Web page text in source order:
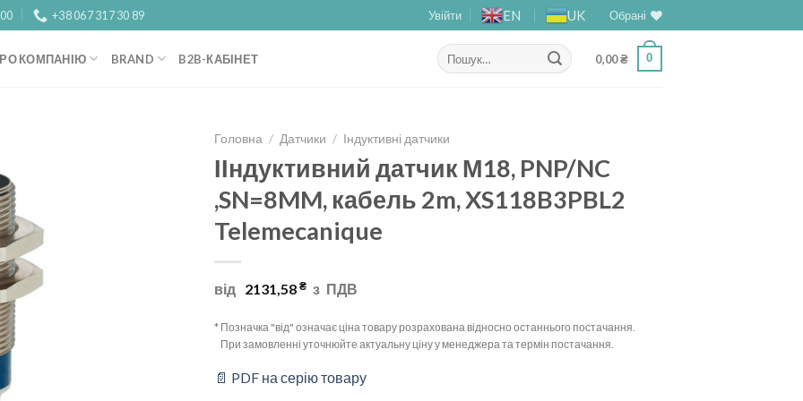
+38 067 317 30 89 Увійти EN UK Обрані
КОМПАНІЮ BRAND B2B-КАБІНЕТ
Шукати:
0,00₴ 0
Головна / Датчики / Індуктивні датчики
ІІндуктивний датчик М18, PNP/NC
,SN=8MM, кабель 2m, XS118B3PBL2
Telemecanique
від 2131,58 ₴ з ПДВ
* Позначка "від" означає ціна товару розрахована відносно останнього постачання.
При замовленні уточнюйте актуальну ціну у менеджера та термін постачання.
📄 PDF на серію товару